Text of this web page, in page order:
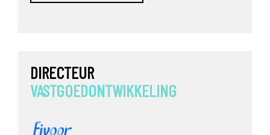
DIRECTEUR
VASTGOEDONTWIKKELING